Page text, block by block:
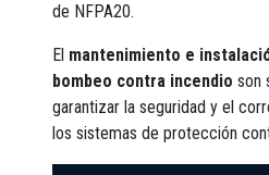
de NFPA20.
El mantenimiento e
bombeo contra incendio son
garantizar la seguridad y el
los sistemas de protección